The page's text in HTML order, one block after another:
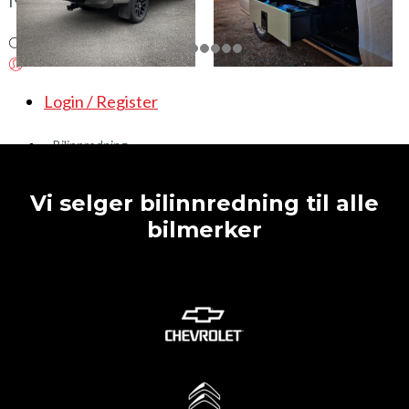
Login / Register
Bilinnredning
Fiat
Vi selger bilinnredning til alle
bilmerker